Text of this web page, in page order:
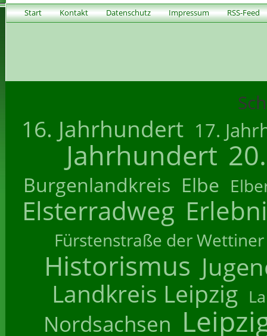
Start Kontakt Datenschutz Impressum RSS-Feed
16. Jahrhundert 17.
Jahrhundert
Burgenlandkreis Elbe
Elsterradweg
Fürstenstraße der Wettiner
Historismus
Landkreis Leipzig
Nordsachsen